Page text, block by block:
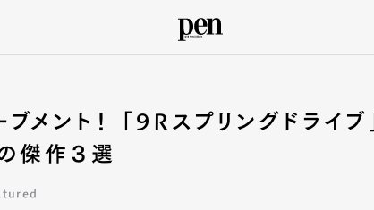
ント！ 「9Rスプリングドライブ」
傑作３選